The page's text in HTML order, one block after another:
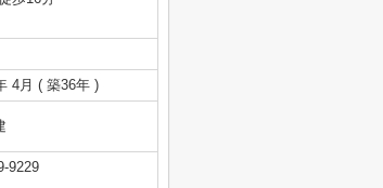
4月 ( 築36年 )
9229